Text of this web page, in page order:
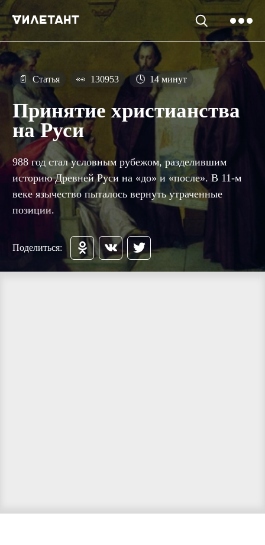
📄 Статья 👀 130953 🕓 14 минут
Принятие христианства
на Руси
988 год стал условным рубежом, разделившим
историю Древней Руси на «до» и «после». В 11-м
веке язычество пыталось вернуть утраченные
позиции.
Поделиться: